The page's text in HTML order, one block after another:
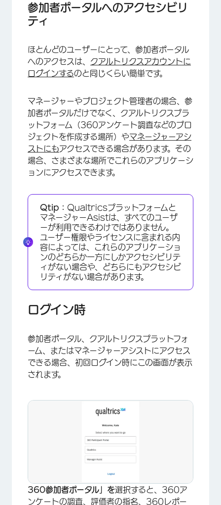
×
参加者ポータルへのアクセシビリ
ティ
ほとんどのユーザーにとって、参加者ポータル
へのアクセスは、 クアルトリクスアカウントに
ログインするのと同じくらい簡単です。
マネージャーやプロジェクト管理者の場合、参
加者ポータルだけでなく、クアルトリクスプラ
ットフォーム（360アンケート調査などのプロ
ジェクトを作成する場所）やマネージャーアシ
ストにもアクセスできる場合があります。その
場合、さまざまな場所でこれらのアプリケーシ
ョンにアクセスできます。
Qtip： Qualtricsプラットフォームと
マネージャーAsistは、すべてのユーザ
ーが利用できるわけではありません。
ユーザー権限やライセンスに含まれる内
容によっては、これらのアプリケーショ
ンのどちらか一方にしかアクセシビリテ
ィがない場合や、どちらにもアクセシビ
リティがない場合があります。
ログイン時
参加者ポータル、クアルトリクスプラットフォ
ーム、またはマネージャーアシストにアクセス
できる場合、初回ログイン時にこの画面が表示
されます。
360参加者ポータル」を選択すると、360ア
ンケートの調査、評価者の指名、360レポー